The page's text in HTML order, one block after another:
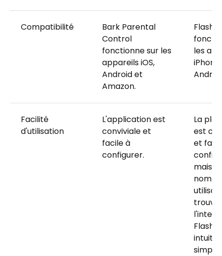
Compatibilité
Bark Parental
Control
fonctionne sur les
appareils iOS,
Android et
Amazon.
les
Facilité
d'utilisation
L'application est
conviviale et
facile à
configurer.
La
est
et
mais
simple.